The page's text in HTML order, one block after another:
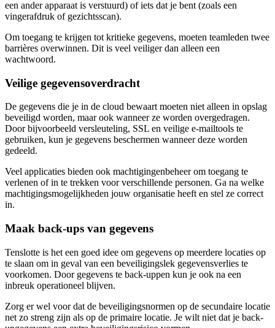
een ander apparaat is verstuurd) of iets dat je bent (zoals een
vingerafdruk of gezichtsscan).
Om toegang te krijgen tot kritieke gegevens, moeten teamleden twee
barrières overwinnen. Dit is veel veiliger dan alleen een
wachtwoord.
Veilige gegevensoverdracht
De gegevens die je in de cloud bewaart moeten niet alleen in opslag
beveiligd worden, maar ook wanneer ze worden overgedragen.
Door bijvoorbeeld versleuteling, SSL en veilige e-mailtools te
gebruiken, kun je gegevens beschermen wanneer deze worden
gedeeld.
Veel applicaties bieden ook machtigingenbeheer om toegang te
verlenen of in te trekken voor verschillende personen. Ga na welke
machtigingsmogelijkheden jouw organisatie heeft en stel ze correct
in.
Maak back-ups van gegevens
Tenslotte is het een goed idee om gegevens op meerdere locaties op
te slaan om in geval van een beveiligingslek gegevensverlies te
voorkomen. Door gegevens te back-uppen kun je ook na een
inbreuk operationeel blijven.
Zorg er wel voor dat de beveiligingsnormen op de secundaire locatie
net zo streng zijn als op de primaire locatie. Je wilt niet dat je back-